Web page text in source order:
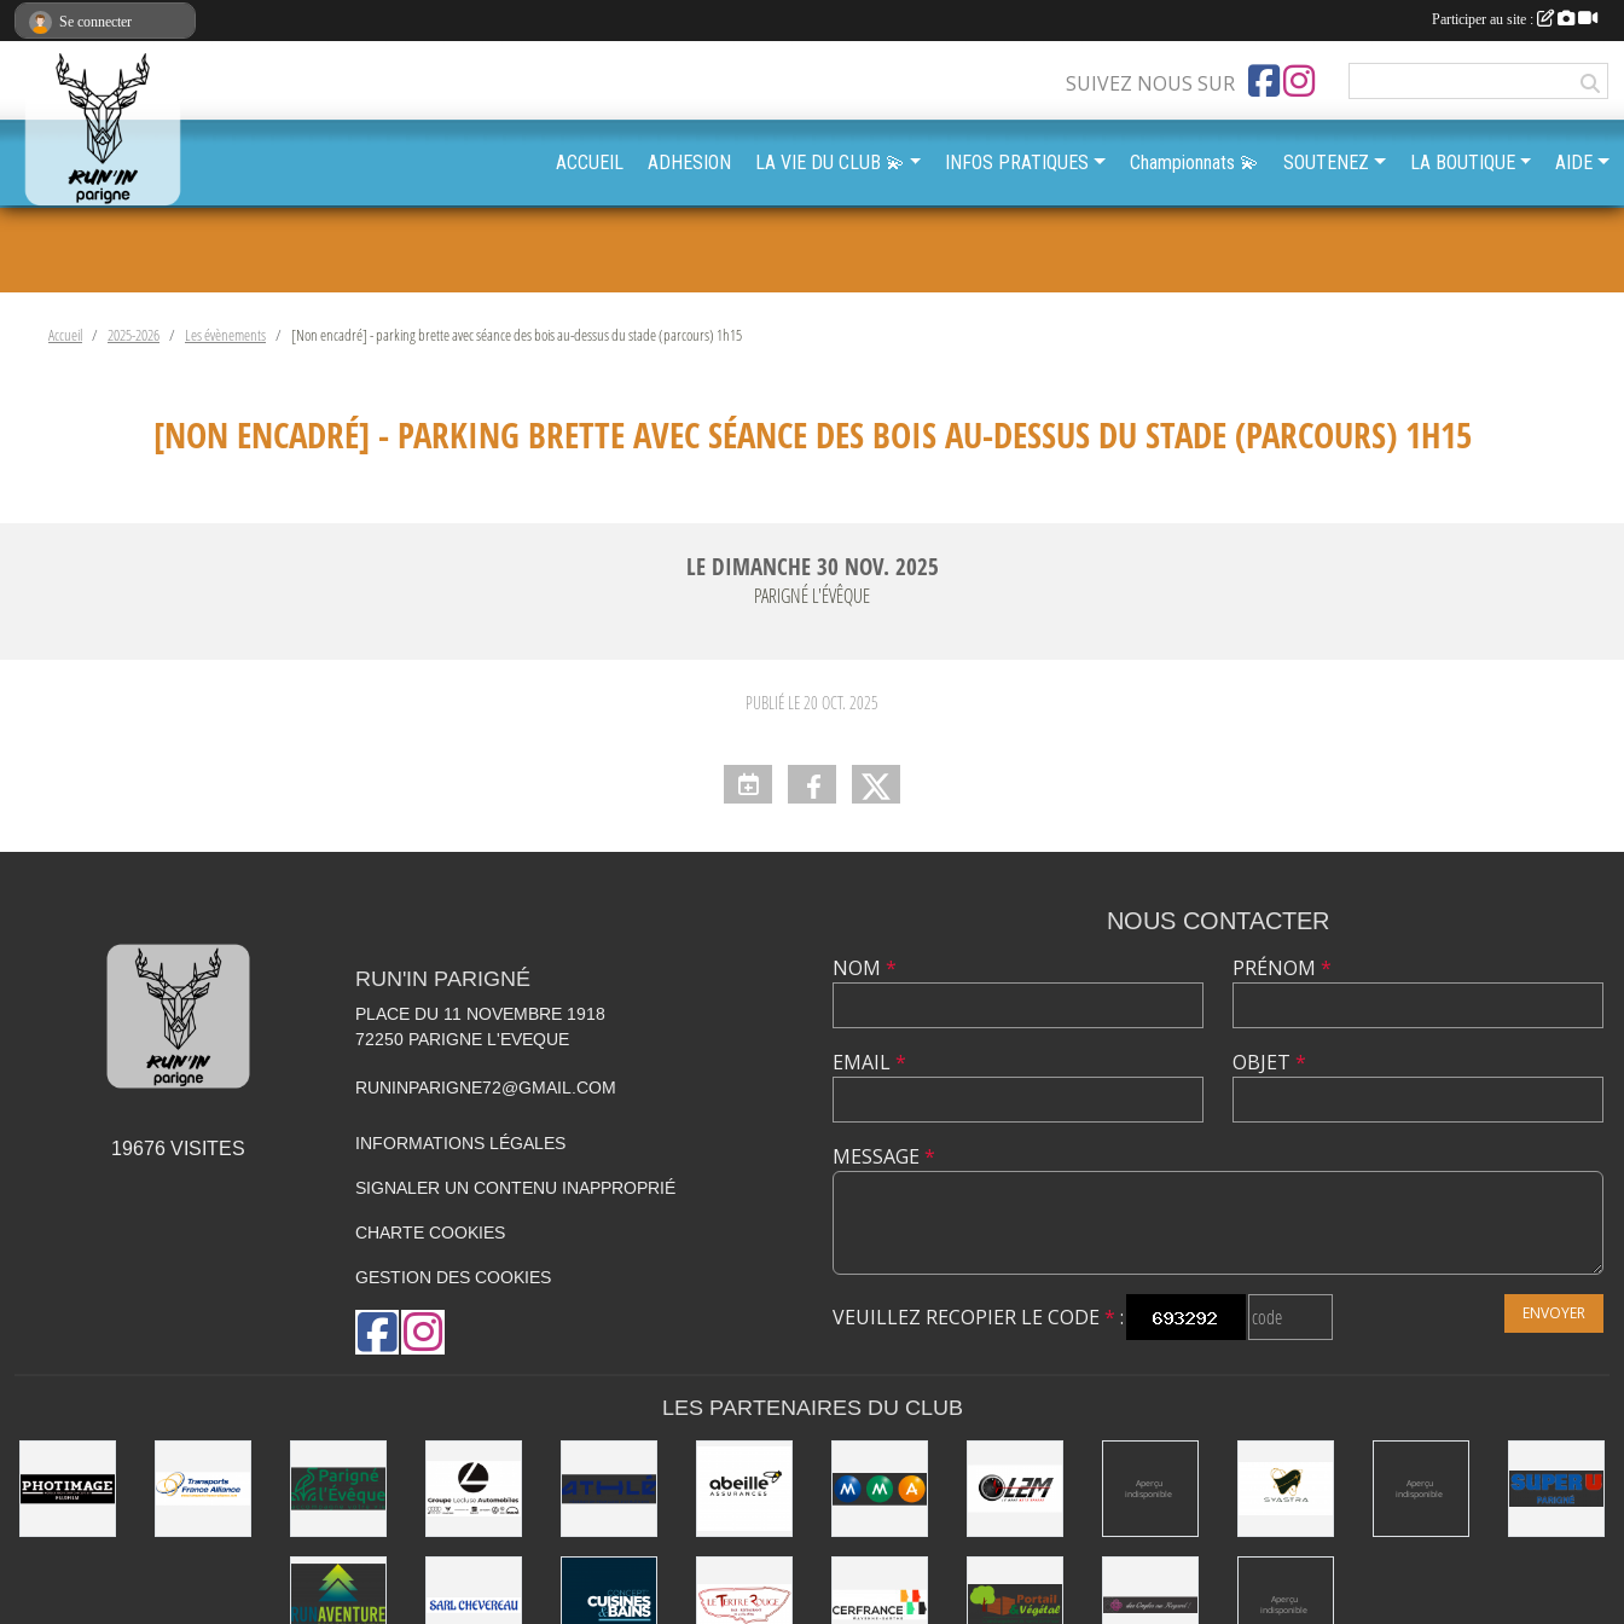
Accueil 2025-2026 Les évènements [Non encadré] - parking brette avec séance des bois au-dessus du stade (parcours) 1h15
[NON ENCADRÉ] - PARKING BRETTE AVEC SÉANCE DES BOIS AU-DESSUS DU STADE (PARCOURS) 1H15
LE DIMANCHE30 NOV. 2025
PARIGNÉ L'ÉVÊQUE
PUBLIÉ LE20 OCT. 2025
SUIVEZ NOUS SUR
ACCUEIL ADHESION LA VIE DU CLUB 💫 INFOS PRATIQUES Championnats 💫 SOUTENEZ LA BOUTIQUE AIDE
19676VISITES
RUN'IN PARIGNÉ
PLACE DU 11 NOVEMBRE 1918
72250 PARIGNE L'EVEQUE
RUNINPARIGNE72@GMAIL.COM
INFORMATIONS LÉGALES
SIGNALER UN CONTENU INAPPROPRIÉ
CHARTE COOKIES
GESTION DES COOKIES
NOUS CONTACTER
NOM *
EMAIL*
PRÉNOM *
OBJET *
MESSAGE *
VEUILLEZ RECOPIER LE CODE * : ENVOYER
LES PARTENAIRES DU CLUB
Se connecter Participer au site :
Panneau de gestion des cookies